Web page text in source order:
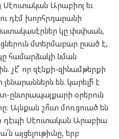
Արաբիոյ եւ
դէմ խորհրդարանի
կը փսփսան,
մտերմաբար ըսած է,
համարձակի նման
չէ՞ որ զէնքի-զինամթերքի
են. կարելի՞ է
ընտրապայքարի օրերուն
Այնքան շո՞ւտ մոռցուած են
դէպի Սէուտական Արաբիա
այցելութիւնը, երբ